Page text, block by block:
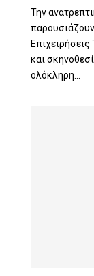
Την
και
ολόκληρη...